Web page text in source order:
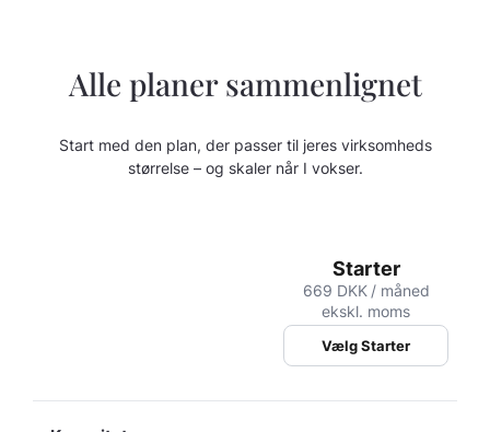
Alle planer sammenlignet
Start med den plan, der passer til jeres virksomheds
størrelse – og skaler når I vokser.
Starter
669 DKK / måned
ekskl. moms
Vælg Starter